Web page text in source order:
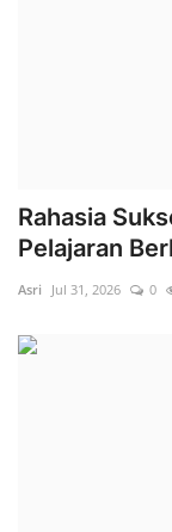
Rahasia
Pelajaran
Asri Jul 31, 2026 0